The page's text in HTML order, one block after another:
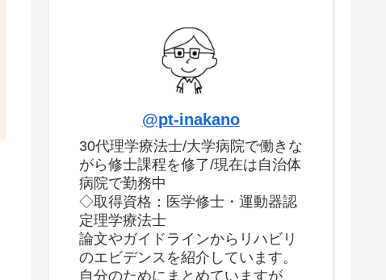
@pt-inakano
30代理学療法士/大学病院で働きな
がら修士課程を修了/現在は自治体
病院で勤務中
◇取得資格：医学修士・運動器認
定理学療法士
論文やガイドラインからリハビリ
のエビデンスを紹介しています。
自分のためにまとめていますが、